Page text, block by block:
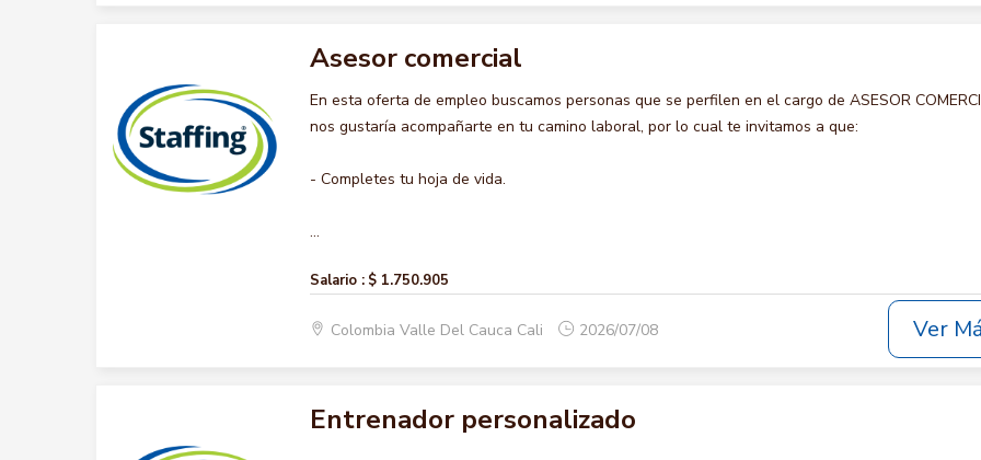
Asesor comercial
En esta oferta de empleo buscamos personas que se perfilen en el cargo de ASESOR
nos gustaría acompañarte en tu camino laboral, por lo cual te invitamos a que:
- Completes tu hoja de vida.
...
Salario : $ 1.750.905
Colombia Valle Del Cauca Cali 2026/07/08 Ver
Entrenador personalizado